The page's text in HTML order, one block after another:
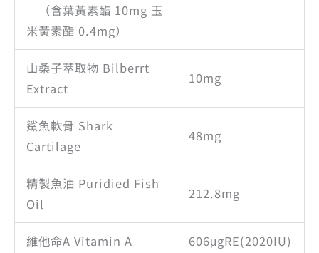
（含葉黃素酯 10mg 玉
米黃素酯 0.4mg）
山桑子萃取物 Bilberrt
Extract
10mg
鯊魚軟骨 Shark
Cartilage
48mg
精製魚油 Puridied Fish
Oil
212.8mg
維他命A Vitamin A 606μgRE(2020IU)